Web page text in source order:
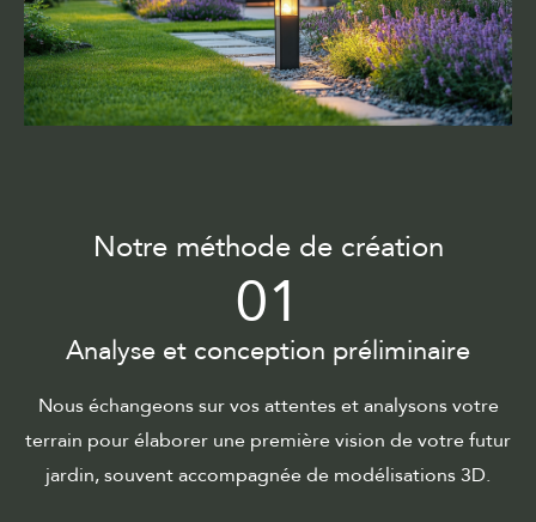
Notre méthode de création
01
Analyse et conception préliminaire
Nous échangeons sur vos attentes et analysons votre
terrain pour élaborer une première vision de votre futur
jardin, souvent accompagnée de modélisations 3D.